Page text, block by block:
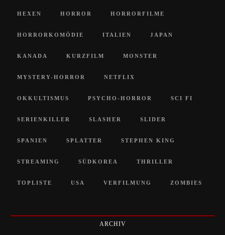
HEXEN HORROR HORRORFILME
HORRORKOMÖDIE ITALIEN JAPAN
KANADA KURZFILM MONSTER
MYSTERY-HORROR NETFLIX
OKKULTISMUS PSYCHO-HORROR SCI FI
SERIENKILLER SLASHER SLIDER
SPANIEN SPLATTER STEPHEN KING
STREAMING SÜDKOREA THRILLER
TOPLISTE USA VERFILMUNG ZOMBIES
ARCHIV